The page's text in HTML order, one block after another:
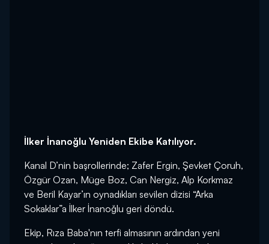
İlker İnanoğlu Yeniden Ekibe Katılıyor.
Kanal D’nin başrollerinde; Zafer Ergin, Şevket Çoruh,
Özgür Ozan, Müge Boz, Can Nergiz, Alp Korkmaz
ve Beril Kayar’ın oynadıkları sevilen dizisi “Arka
Sokaklar”a İlker İnanoğlu geri döndü.
Ekip, Rıza Baba'nın terfi almasının ardından yeni